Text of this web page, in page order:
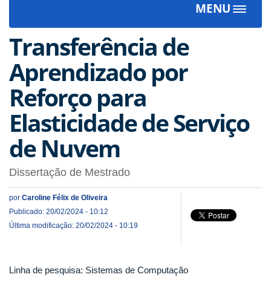
MENU
Toggle
Transferência de
Aprendizado por
Reforço para
Elasticidade de Serviço
de Nuvem
Dissertação de Mestrado
por Caroline Félix de Oliveira
Publicado: 20/02/2024 - 10:12
Última modificação: 20/02/2024 - 10:19
Linha de pesquisa: Sistemas de Computação